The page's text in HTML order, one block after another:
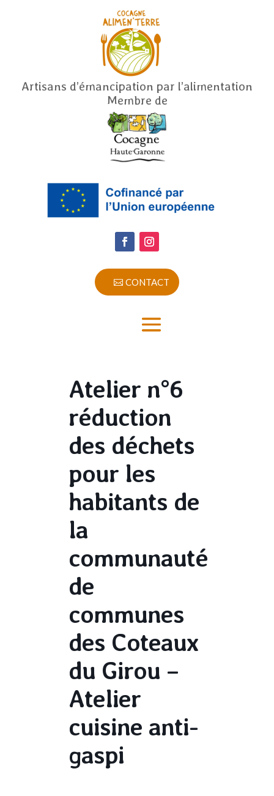
Artisans d’émancipation par l’alimentation
Membre de
CONTACT
Atelier n°6
réduction
des déchets
pour les
habitants de
la
communauté
de
communes
des Coteaux
du Girou –
Atelier
cuisine anti-
gaspi